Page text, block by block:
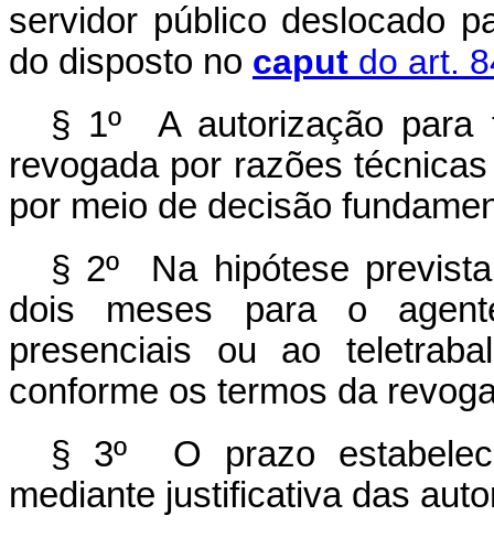
servidor público deslocado
do disposto no caput do art.
§ 1º A autorização para
revogada por razões
por meio de decisão
§ 2º Na hipótese
dois meses para o
presenciais ou ao
conforme os termos da
§ 3º O prazo
mediante justificativa das